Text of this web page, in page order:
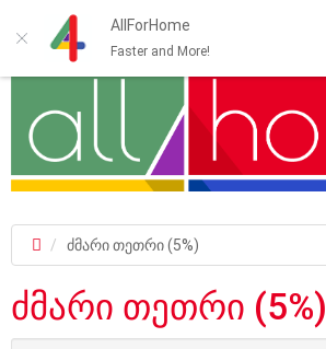
AllForHome
Faster and More!
ძმარი თეთრი (5%)
ძმარი თეთრი (5%)